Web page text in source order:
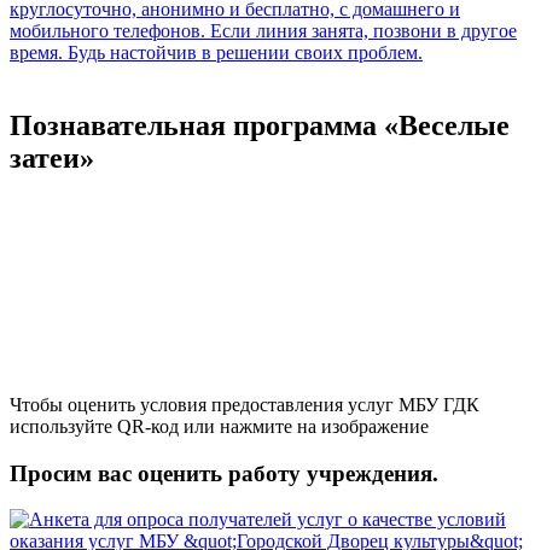
Познавательная программа «Веселые
затеи»
Чтобы оценить условия предоставления услуг МБУ ГДК
используйте QR-код или нажмите на изображение
Просим вас оценить работу учреждения.